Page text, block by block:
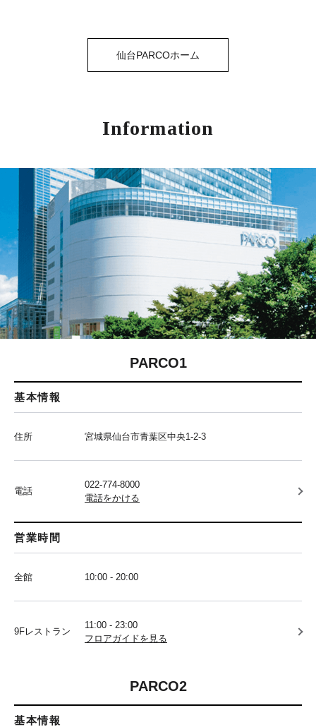
仙台PARCOホーム
Information
PARCO1
基本情報
住所 宮城県仙台市青葉区中央1-2-3
電話
022-774-8000
電話をかける
営業時間
全館 10:00 - 20:00
9Fレストラン
11:00 - 23:00
フロアガイドを見る
PARCO2
基本情報